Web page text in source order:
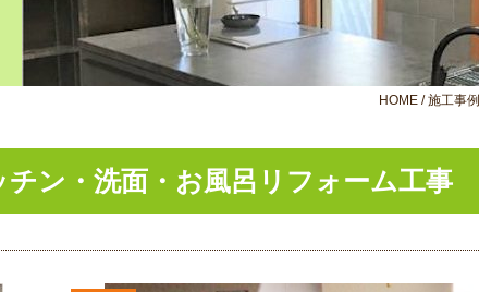
HOME /施工事例
ン・洗面・お風呂リフォーム工事